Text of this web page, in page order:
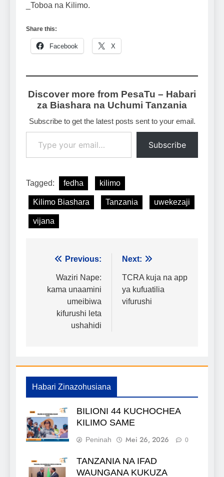
_Toboa na Kilimo.
Share this:
Facebook X
Discover more from PesaTu – Habari
za Biashara na Uchumi Tanzania
Subscribe to get the latest posts sent to your email.
Type your email…
Subscribe
Tagged: fedha kilimo
Kilimo Biashara Tanzania uwekezaji
vijana
Urambazaji
chapisho
Previous:
Waziri Nape:
kama unaamini
umeibiwa
kifurushi leta
ushahidi
Next:
TCRA kuja na app
ya kufuatilia
vifurushi
Habari Zinazohusiana
BILIONI 44 KUCHOCHEA
KILIMO SAME
Peninah Mei 26, 2026 0
TANZANIA NA IFAD
WAUNGANA KUKUZA